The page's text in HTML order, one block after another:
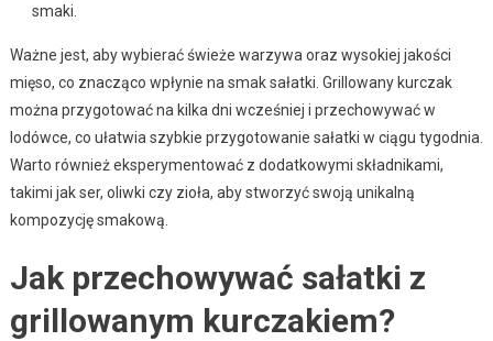
smaki.
Ważne jest, aby wybierać świeże warzywa oraz wysokiej jakości
mięso, co znacząco wpłynie na smak sałatki. Grillowany kurczak
można przygotować na kilka dni wcześniej i przechowywać w
lodówce, co ułatwia szybkie przygotowanie sałatki w ciągu tygodnia.
Warto również eksperymentować z dodatkowymi składnikami,
takimi jak ser, oliwki czy zioła, aby stworzyć swoją unikalną
kompozycję smakową.
Jak przechowywać sałatki z
grillowanym kurczakiem?